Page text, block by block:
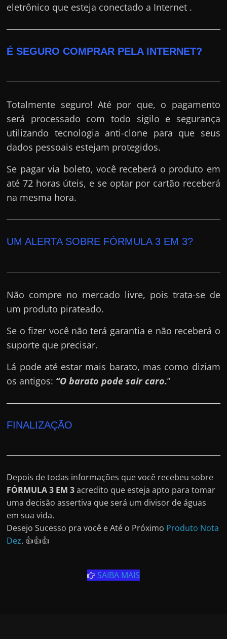
eletrônico que esteja conectado a Internet .
É SEGURO COMPRAR PELA INTERNET?
Totalmente seguro! Até por que, o pagamento
será processado com todo sigilo e segurança
utilizando tecnologia anti-clone para que seus
dados pessoais estejam protegidos.
Se pagar via boleto, você receberá o produto em
até 72 horas úteis, e se optar por cartão receberá
na mesma hora.
UM ALERTA SOBRE FÓRMULA 3 EM 3?
Não compre no mercado livre, pois trata-se de
um produto pirateado.
Se o fizer você não terá garantia e não receberá o
suporte que precisar.
Lá pode até estar mais barato, mas como diziam
os antigos: “O barato pode sair caro.”
FINALIZAÇÃO
Depois de todas informações que você recebeu sobre
FÓRMULA 3 EM 3acredito que esteja apto para tomar
uma decisão assertiva que será um divisor de águas
em sua vida.
Desejo Sucesso pra você e Até o Próximo Produto Nota
Dez. 👍👍👍
SAIBA MAIS